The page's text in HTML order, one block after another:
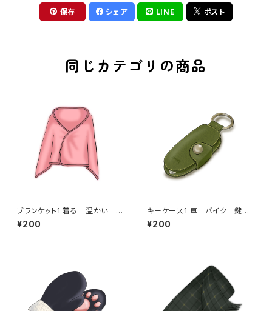
保存 シェア LINE ポスト
同じカテゴリの商品
ブランケット1 着る 温かい
冬 防寒具
¥200
キーケース1 車 バイク 鍵
牛革 ギフト プレゼント
¥200